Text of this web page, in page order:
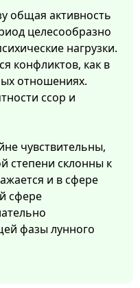
общая активность
целесообразно
нагрузки.
конфликтов, как в
отношениях.
ссор и
чувствительны,
степени склонны к
и в сфере
сфере
фазы лунного